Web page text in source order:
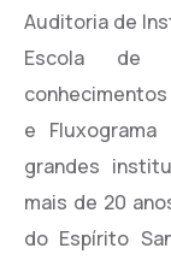
Auditoria de
Escola de
e
grandes
mais de 20
do Espírito